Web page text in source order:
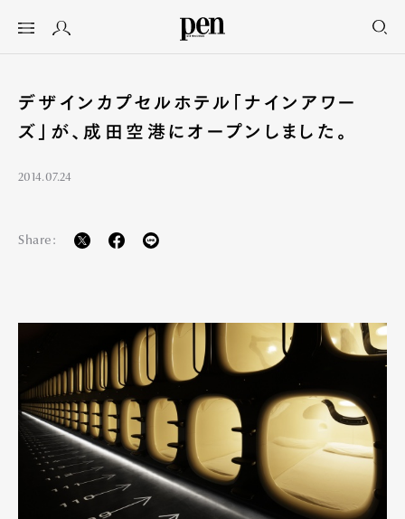
デザインカプセルホテル「ナインアワー
ズ」が、成田空港にオープンしました。
2014.07.24
Share: